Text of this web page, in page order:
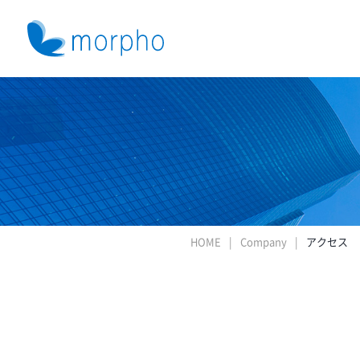
HOME Company アクセス